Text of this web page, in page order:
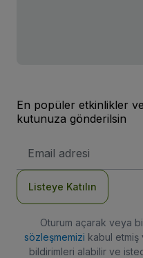
En popüler etkinlikler
kutunuza gönderilsin
posta
Listeye Katılın
Oturum açarak veya
sözleşmemizi kabul etmiş
bildirimleri alabilir ve